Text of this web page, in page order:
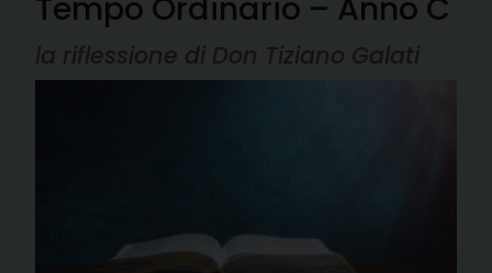
la riflessione di Don Tiziano Galati